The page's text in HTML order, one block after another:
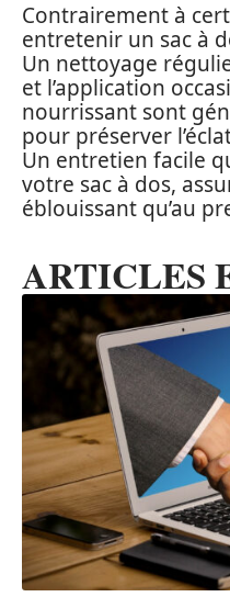
Contrairement à
entretenir un sac à
Un nettoyage
et l’application
nourrissant sont
pour préserver
Un entretien facile
votre sac à dos,
éblouissant qu’au
ARTICLES